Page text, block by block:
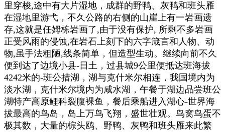
里穿梭,途中有大片湿地，成群的野鸭、灰鸭和班头雁
在湿地里游弋，不久公路的右侧的山崖上有一岩画遗
存,这就是任姆栋岩画了,由于没有保护, 所剩不多岩画
正受风雨的侵蚀,在岩石上刻下的六字箴言和人物、动
物,虽手法粗陋,线条简单，但造型生动。继续向前不久
便到达了边境小县-日土，过县城9公里便抵达班海拔
4242米的-班公措湖，湖与克什米尔相连，我国境内为
淡水湖，克什米尔境内为咸水湖，午餐于湖边品尝班公
湖特产高原鲤科裂腹裸鱼，餐后乘船进入湖心-世界海
拔最高的鸟岛，岛上万鸟飞翔，盛世壮观。鸟窝鸟蛋不
极其数，大量的棕头鸥、野鸭、灰鸭和班头雁来此繁